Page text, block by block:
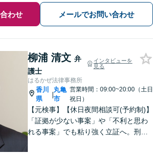
わせ メールでお問い合わせ
柳浦 清文 弁
護士
インタビューを
見る
はるかぜ法律事務所
香川
県
|
丸亀
市
営業時間：09:00~20:00（土日
祝日）
【元検事】【休日夜間相談可(予約制)】
「証拠が少ない事案」や「不利と思わ
れる事案」でも粘り強く立証へ。刑事